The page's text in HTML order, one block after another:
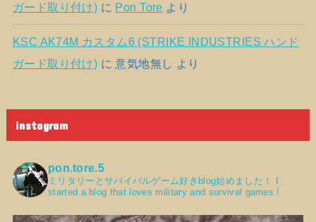
ガード取り付け) に Pon Tore より
KSC AK74M カスタム6 (STRIKE INDUSTRIES ハンド
ガード取り付け) に意気地無し より
instagram
pon.tore.5
ミリタリーとサバイバルゲーム好きblog始めました！
started a blog that loves military and survival games !